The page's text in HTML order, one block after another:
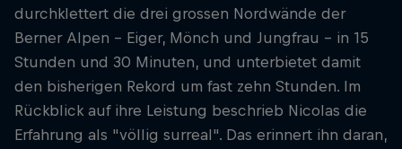
durchklettert die drei grossen Nordwände der
Berner Alpen – Eiger, Mönch und Jungfrau – in 15
Stunden und 30 Minuten, und unterbietet damit
den bisherigen Rekord um fast zehn Stunden. Im
Rückblick auf ihre Leistung beschrieb Nicolas die
Erfahrung als "völlig surreal". Das erinnert ihn daran,